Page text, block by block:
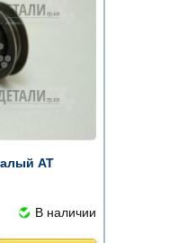
AT
В наличии